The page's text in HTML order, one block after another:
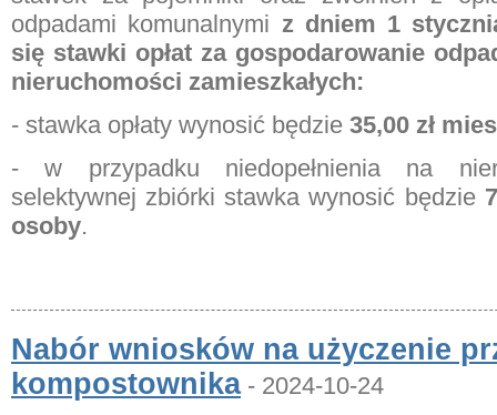
odpadami komunalnymi z dniem 1
się stawki opłat za gospodarowanie
nieruchomości zamieszkałych:
- stawka opłaty wynosić będzie 35,00 zł
- w przypadku niedopełnienia na
selektywnej zbiórki stawka wynosić będzie
osoby.
Nabór wniosków na użyczenie
kompostownika- 2024-10-24